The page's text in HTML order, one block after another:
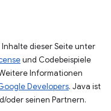
dieser Seite unter
und Codebeispiele
Informationen
Developers. Java ist
oder seinen Partnern.